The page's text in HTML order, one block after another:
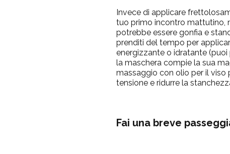
Invece di applicare
tuo primo incontro mattutino,
potrebbe essere gonfia e
prenditi del tempo per
energizzante o idratante
la maschera compie la sua
massaggio con olio per il viso
tensione e ridurre la
Fai una breve